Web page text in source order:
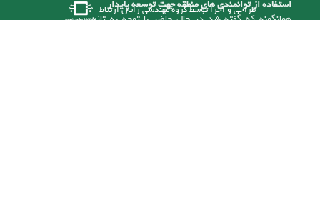
استفاده از توانمندی های منطقه جهت توسعه پایدار
همانگونه که گفته شد در حال حاضر با توجه به تازه
طراحی و اجرا توسطگروه مهندسی رایان ارتباط